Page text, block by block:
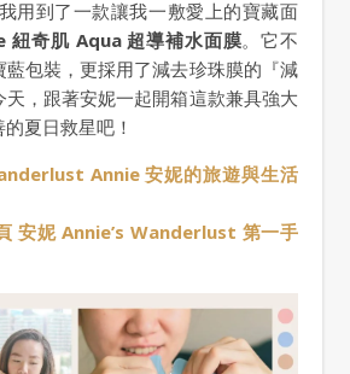
用到了一款讓我一敷愛上的寶藏面
紐奇肌 Aqua 超導補水面膜。它不
包裝，更採用了減去珍珠膜的『減
天，跟著安妮一起開箱這款兼具強大
夏日救星吧！
Annie 安妮的旅遊與生活
安妮 Annie’s Wanderlust 第一手